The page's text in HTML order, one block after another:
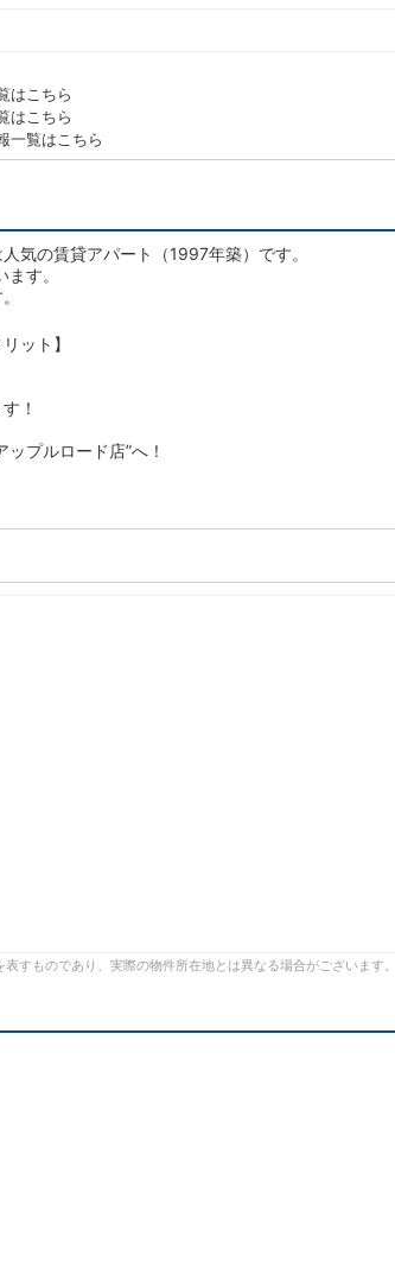
はこちら
はこちら
一覧はこちら
気の賃貸アパート（1997年築）です。
す。
ット】
！
プルロード店”へ！
すものであり、実際の物件所在地とは異なる場合がございます。